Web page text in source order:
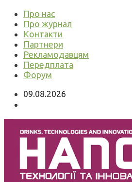
Про нас
Про журнал
Контакти
Партнери
Рекламодавцям
Передплата
Форум
09.08.2026